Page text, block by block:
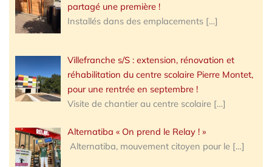
partagé une première !
Installés dans des emplacements […]
Villefranche s/S : extension, rénovation et
réhabilitation du centre scolaire Pierre Montet,
pour une rentrée en septembre !
Visite de chantier au centre scolaire […]
Alternatiba « On prend le Relay ! »
Alternatiba, mouvement citoyen pour le […]